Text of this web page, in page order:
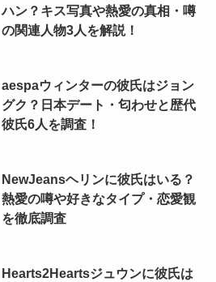
ハン？キス写真や熱愛の真相・噂
の関連人物3人を解説！
aespaウィンターの彼氏はジョン
グク？日本デート・匂わせと歴代
彼氏6人を調査！
NewJeansヘリンに彼氏はいる？
熱愛の噂や好きなタイプ・恋愛観
を徹底調査
Hearts2Heartsジュウンに彼氏は